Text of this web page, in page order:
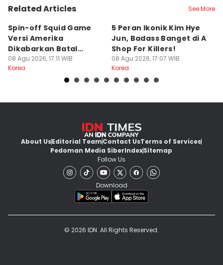
Related Articles See More
Spin-off Squid Game
Versi Amerika
Dikabarkan Batal
Dibuat, Kenapa?
08 Agu 2026, 17:11 WIB
Korea
5 Peran Ikonik Kim Hye
Jun, Badass Banget di A
Shop For Killers!
08 Agu 2026, 17:07 WIB
Korea
About UsEditorial TeamContact UsTerms of Services
Pedoman Media SiberIndexSitemap
Follow Us
Download
© 2026 IDN. All Rights Reserved.